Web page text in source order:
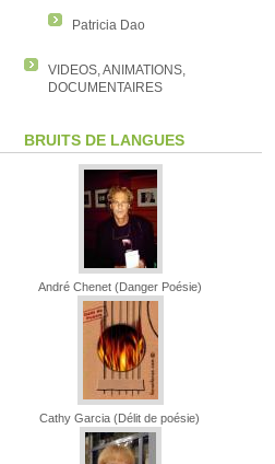
Patricia Dao
VIDEOS, ANIMATIONS,
DOCUMENTAIRES
BRUITS DE LANGUES
André Chenet (Danger Poésie)
Cathy Garcia (Délit de poésie)